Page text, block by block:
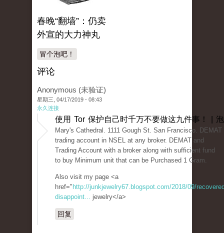
春晚“翻墙”：仍卖
外宣的大力神丸
冒个泡吧！
评论
Anonymous (未验证)
星期三, 04/17/2019 - 08:43
永久连接
使用 Tor 保护自己时千万不要做这九件事！ |
Mary's Cathedral. 1111 Gough St. San Francisco. DEMAT
trading account in NSEL at any broker. DEMAT and
Trading Account with a broker along with sufficient fund
to buy Minimum unit that can be Purchased 1 Gram.
Also visit my page <a
href=" http://junkjewelry67.blogspot.com/2018/09/
disappoint... jewelry</a>
回复